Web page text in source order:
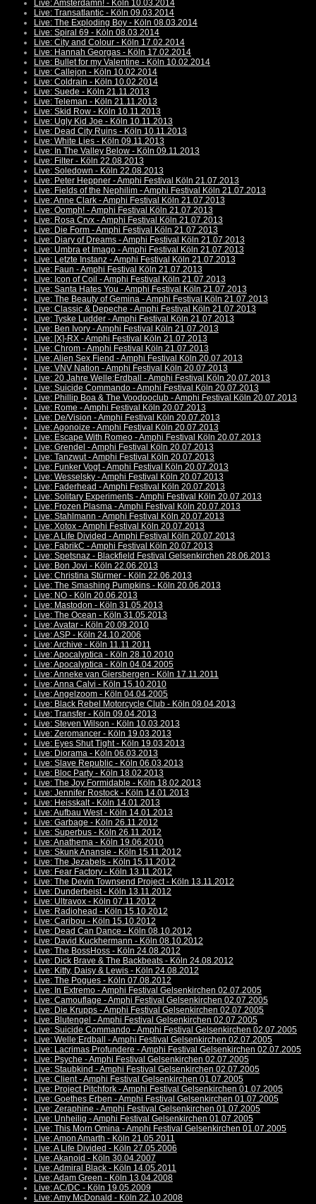
Live: Amsterdamn! - Köln 10.03.2014
Live: Transatlantic - Köln 09.03.2014
Live: The Exploding Boy - Köln 08.03.2014
Live: Spiral 69 - Köln 08.03.2014
Live: City and Colour - Köln 17.02.2014
Live: Hannah Georgas - Köln 17.02.2014
Live: Bullet for my Valentine - Köln 10.02.2014
Live: Callejon - Köln 10.02.2014
Live: Coldrain - Köln 10.02.2014
Live: Suede - Köln 21.11.2013
Live: Teleman - Köln 21.11.2013
Live: Skid Row - Köln 10.11.2013
Live: Ugly Kid Joe - Köln 10.11.2013
Live: Dead City Ruins - Köln 10.11.2013
Live: White Lies - Köln 09.11.2013
Live: In The Valley Below - Köln 09.11.2013
Live: Filter - Köln 22.08.2013
Live: Soledown - Köln 22.08.2013
Live: Peter Heppner - Amphi Festival Köln 21.07.2013
Live: Fields of the Nephilim - Amphi Festival Köln 21.07.2013
Live: Anne Clark - Amphi Festival Köln 21.07.2013
Live: Oomph! - Amphi Festival Köln 21.07.2013
Live: Rosa Crvx - Amphi Festival Köln 21.07.2013
Live: Die Form - Amphi Festival Köln 21.07.2013
Live: Diary of Dreams - Amphi Festival Köln 21.07.2013
Live: Umbra et Imago - Amphi Festival Köln 21.07.2013
Live: Letzte Instanz - Amphi Festival Köln 21.07.2013
Live: Faun - Amphi Festival Köln 21.07.2013
Live: Icon of Coil - Amphi Festival Köln 21.07.2013
Live: Santa Hates You - Amphi Festival Köln 21.07.2013
Live: The Beauty of Gemina - Amphi Festival Köln 21.07.2013
Live: Classic & Depeche - Amphi Festival Köln 21.07.2013
Live: Tyske Ludder - Amphi Festival Köln 21.07.2013
Live: Ben Ivory - Amphi Festival Köln 21.07.2013
Live: [X]-RX - Amphi Festival Köln 21.07.2013
Live: Chrom - Amphi Festival Köln 21.07.2013
Live: Alien Sex Fiend - Amphi Festival Köln 20.07.2013
Live: VNV Nation - Amphi Festival Köln 20.07.2013
Live: 20 Jahre Welle:Erdball - Amphi Festival Köln 20.07.2013
Live: Suicide Commando - Amphi Festival Köln 20.07.2013
Live: Phillip Boa & The Voodooclub - Amphi Festival Köln 20.07.2013
Live: Rome - Amphi Festival Köln 20.07.2013
Live: De/Vision - Amphi Festival Köln 20.07.2013
Live: Agonoize - Amphi Festival Köln 20.07.2013
Live: Escape With Romeo - Amphi Festival Köln 20.07.2013
Live: Grendel - Amphi Festival Köln 20.07.2013
Live: Tanzwut - Amphi Festival Köln 20.07.2013
Live: Funker Vogt - Amphi Festival Köln 20.07.2013
Live: Wesselsky - Amphi Festival Köln 20.07.2013
Live: Faderhead - Amphi Festival Köln 20.07.2013
Live: Solitary Experiments - Amphi Festival Köln 20.07.2013
Live: Frozen Plasma - Amphi Festival Köln 20.07.2013
Live: Stahlmann - Amphi Festival Köln 20.07.2013
Live: Xotox - Amphi Festival Köln 20.07.2013
Live: A Life Divided - Amphi Festival Köln 20.07.2013
Live: FabrikC - Amphi Festival Köln 20.07.2013
Live: Spetsnaz - Blackfield Festival Gelsenkirchen 28.06.2013
Live: Bon Jovi - Köln 22.06.2013
Live: Christina Stürmer - Köln 22.06.2013
Live: The Smashing Pumpkins - Köln 20.06.2013
Live: NO - Köln 20.06.2013
Live: Mastodon - Köln 31.05.2013
Live: The Ocean - Köln 31.05.2013
Live: Avatar - Köln 20.09.2010
Live: ASP - Köln 24.10.2006
Live: Archive - Köln 11.11.2011
Live: Apocalyptica - Köln 28.10.2010
Live: Apocalyptica - Köln 04.04.2005
Live: Anneke van Giersbergen - Köln 17.11.2011
Live: Anna Calvi - Köln 15.10.2010
Live: Angelzoom - Köln 04.04.2005
Live: Black Rebel Motorcycle Club - Köln 09.04.2013
Live: Transfer - Köln 09.04.2013
Live: Steven Wilson - Köln 10.03.2013
Live: Zeromancer - Köln 19.03.2013
Live: Eyes Shut Tight - Köln 19.03.2013
Live: Diorama - Köln 06.03.2013
Live: Slave Republic - Köln 06.03.2013
Live: Bloc Party - Köln 18.02.2013
Live: The Joy Formidable - Köln 18.02.2013
Live: Jennifer Rostock - Köln 14.01.2013
Live: Heisskalt - Köln 14.01.2013
Live: Aufbau West - Köln 14.01.2013
Live: Garbage - Köln 26.11.2012
Live: Superbus - Köln 26.11.2012
Live: Anathema - Köln 19.06.2010
Live: Skunk Anansie - Köln 15.11.2012
Live: The Jezabels - Köln 15.11.2012
Live: Fear Factory - Köln 13.11.2012
Live: The Devin Townsend Project - Köln 13.11.2012
Live: Dunderbeist - Köln 13.11.2012
Live: Ultravox - Köln 07.11.2012
Live: Radiohead - Köln 15.10.2012
Live: Caribou - Köln 15.10.2012
Live: Dead Can Dance - Köln 08.10.2012
Live: David Kuckhermann - Köln 08.10.2012
Live: The BossHoss - Köln 24.08.2012
Live: Dick Brave & The Backbeats - Köln 24.08.2012
Live: Kitty, Daisy & Lewis - Köln 24.08.2012
Live: The Pogues - Köln 07.08.2012
Live: In Extremo - Amphi Festival Gelsenkirchen 02.07.2005
Live: Camouflage - Amphi Festival Gelsenkirchen 02.07.2005
Live: Die Krupps - Amphi Festival Gelsenkirchen 02.07.2005
Live: Blutengel - Amphi Festival Gelsenkirchen 02.07.2005
Live: Suicide Commando - Amphi Festival Gelsenkirchen 02.07.2005
Live: Welle:Erdball - Amphi Festival Gelsenkirchen 02.07.2005
Live: Lacrimas Profundere - Amphi Festival Gelsenkirchen 02.07.2005
Live: Psyche - Amphi Festival Gelsenkirchen 02.07.2005
Live: Staubkind - Amphi Festival Gelsenkirchen 02.07.2005
Live: Client - Amphi Festival Gelsenkirchen 01.07.2005
Live: Project Pitchfork - Amphi Festival Gelsenkirchen 01.07.2005
Live: Goethes Erben - Amphi Festival Gelsenkirchen 01.07.2005
Live: Zeraphine - Amphi Festival Gelsenkirchen 01.07.2005
Live: Unheilig - Amphi Festival Gelsenkirchen 01.07.2005
Live: This Morn Omina - Amphi Festival Gelsenkirchen 01.07.2005
Live: Amon Amarth - Köln 21.05.2011
Live: A Life Divided - Köln 27.05.2006
Live: Akanoid - Köln 30.04.2007
Live: Admiral Black - Köln 14.05.2011
Live: Adam Green - Köln 13.04.2008
Live: AC/DC - Köln 19.05.2009
Live: Amy McDonald - Köln 22.10.2008